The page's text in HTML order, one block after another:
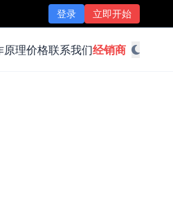
登录 立即开始
原理价格联系我们经销商